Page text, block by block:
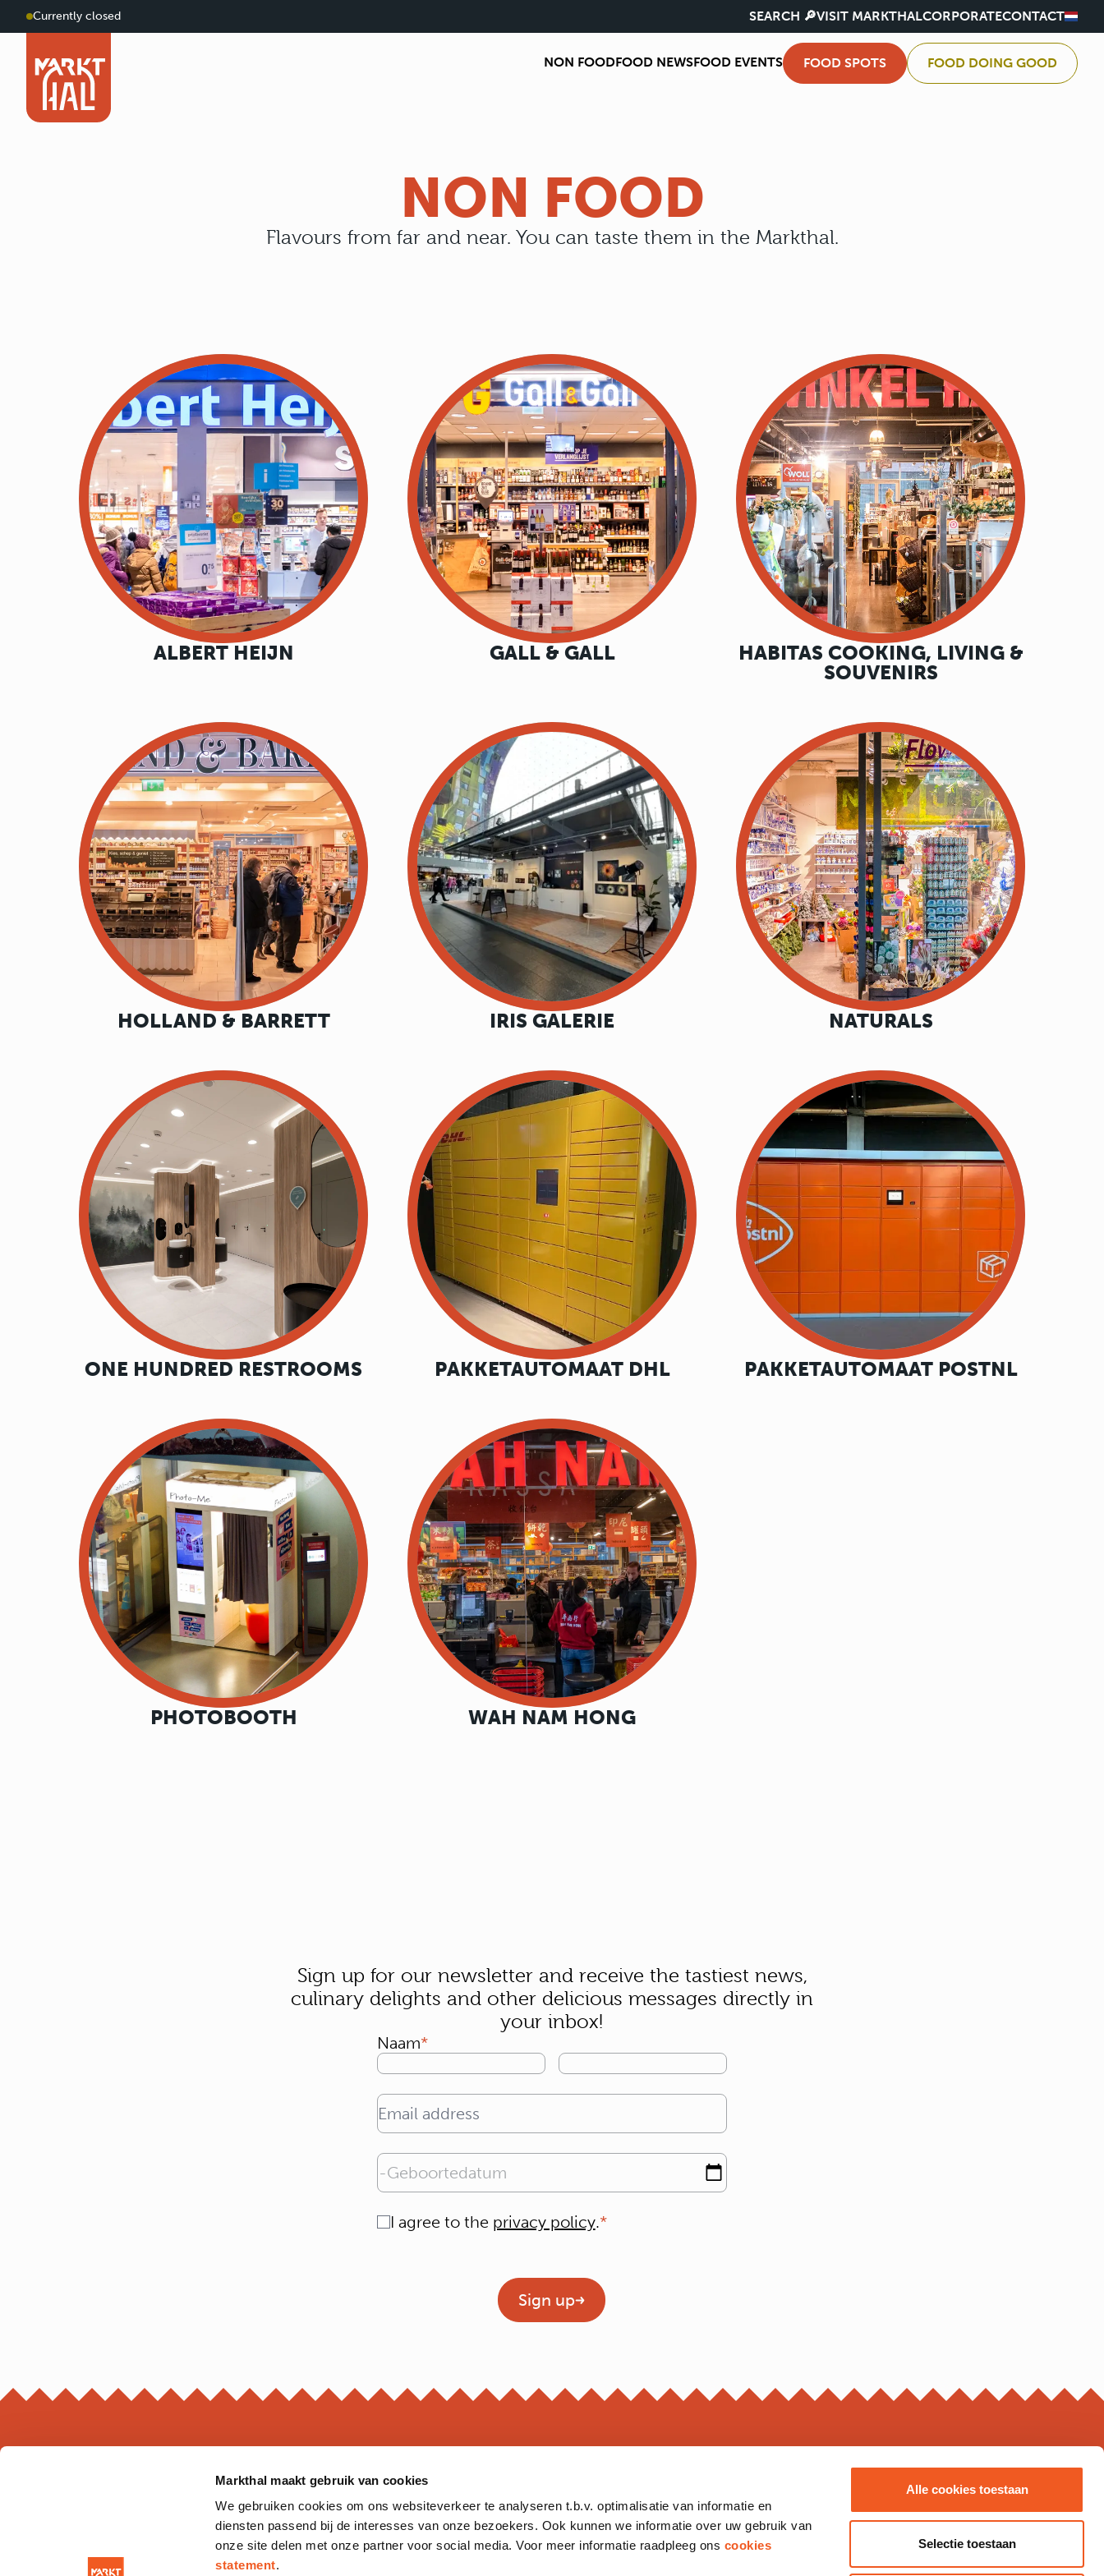
Markthal maakt gebruik van cookies
We gebruiken cookies om ons websiteverkeer te analyseren t.b.v. optimalisatie van informatie en
diensten passend bij de interesses van onze bezoekers. Ook kunnen we informatie over uw gebruik van
onze site delen met onze partner voor social media. Voor meer informatie raadpleeg ons cookies
statement.
Alle cookies toestaan
Selectie toestaan
Currently closed SEARCH 🔎VISIT MARKTHALCORPORATECONTACT
NON FOODFOOD NEWSFOOD EVENTS FOOD SPOTS FOOD DOING GOOD
NON FOOD
Flavours from far and near. You can taste them in the Markthal.
ALBERT HEIJN GALL & GALL
HABITAS COOKING, LIVING &
SOUVENIRS
HOLLAND & BARRETT IRIS GALERIE NATURALS
ONE HUNDRED RESTROOMS PAKKETAUTOMAAT DHL PAKKETAUTOMAAT POSTNL
PHOTOBOOTH WAH NAM HONG
Sign up for our newsletter and receive the tastiest news,
culinary delights and other delicious messages directly in
your inbox!
Naam
Email address
Geboortedatum
Consent
I agree to the privacy policy.
Sign up
MARKTHAL
Ds. Jan Scharpstraat 298
3011 GZ. Rotterdam
OPENING HOURS*
*Opening hours may vary, please check the business page for details.
Monday to Thursday
Friday
10.00 - 21.00
10.00 - 20.00